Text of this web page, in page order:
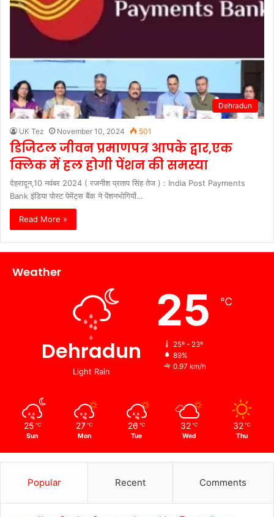
Dehradun
UK Tez November 10, 2024 501
डिजिटल जीवन प्रमाणपत्र आपके द्वार,एक
क्लिक में हल होगी पेंशन की समस्या
देहरादून,10 नवंबर 2024 ( रजनीश प्रताप सिंह तेज ) : India Post Payments
Bank इंडिया पोस्ट पेमेंट्स बैंक ने पेंशनभोगियों…
Read More »
Weather
Dehradun
Light Rain
25 ℃
25º - 23º
89%
0.97 km/h
25 ℃
Sun
27 ℃
Mon
26 ℃
Tue
32 ℃
Wed
32 ℃
Thu
Popular Recent Comments